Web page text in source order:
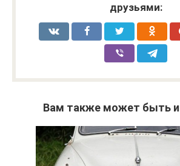
друзьями:
Вам также может быть